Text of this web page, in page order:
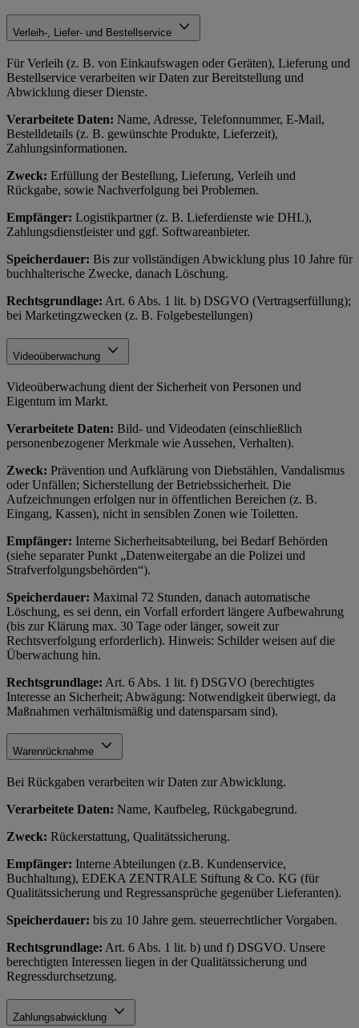
Verleih-, Liefer- und Bestellservice
Für Verleih (z. B. von Einkaufswagen oder Geräten), Lieferung und
Bestellservice verarbeiten wir Daten zur Bereitstellung und
Abwicklung dieser Dienste.
Verarbeitete Daten: Name, Adresse, Telefonnummer, E-Mail,
Bestelldetails (z. B. gewünschte Produkte, Lieferzeit),
Zahlungsinformationen.
Zweck: Erfüllung der Bestellung, Lieferung, Verleih und
Rückgabe, sowie Nachverfolgung bei Problemen.
Empfänger: Logistikpartner (z. B. Lieferdienste wie DHL),
Zahlungsdienstleister und ggf. Softwareanbieter.
Speicherdauer: Bis zur vollständigen Abwicklung plus 10 Jahre für
buchhalterische Zwecke, danach Löschung.
Rechtsgrundlage: Art. 6 Abs. 1 lit. b) DSGVO (Vertragserfüllung);
bei Marketingzwecken (z. B. Folgebestellungen)
Videoüberwachung
Videoüberwachung dient der Sicherheit von Personen und
Eigentum im Markt.
Verarbeitete Daten: Bild- und Videodaten (einschließlich
personenbezogener Merkmale wie Aussehen, Verhalten).
Zweck: Prävention und Aufklärung von Diebstählen, Vandalismus
oder Unfällen; Sicherstellung der Betriebssicherheit. Die
Aufzeichnungen erfolgen nur in öffentlichen Bereichen (z. B.
Eingang, Kassen), nicht in sensiblen Zonen wie Toiletten.
Empfänger: Interne Sicherheitsabteilung, bei Bedarf Behörden
(siehe separater Punkt „Datenweitergabe an die Polizei und
Strafverfolgungsbehörden“).
Speicherdauer: Maximal 72 Stunden, danach automatische
Löschung, es sei denn, ein Vorfall erfordert längere Aufbewahrung
(bis zur Klärung max. 30 Tage oder länger, soweit zur
Rechtsverfolgung erforderlich). Hinweis: Schilder weisen auf die
Überwachung hin.
Rechtsgrundlage: Art. 6 Abs. 1 lit. f) DSGVO (berechtigtes
Interesse an Sicherheit; Abwägung: Notwendigkeit überwiegt, da
Maßnahmen verhältnismäßig und datensparsam sind).
Warenrücknahme
Bei Rückgaben verarbeiten wir Daten zur Abwicklung.
Verarbeitete Daten: Name, Kaufbeleg, Rückgabegrund.
Zweck: Rückerstattung, Qualitätssicherung.
Empfänger: Interne Abteilungen (z.B. Kundenservice,
Buchhaltung), EDEKA ZENTRALE Stiftung & Co. KG (für
Qualitätssicherung und Regressansprüche gegenüber Lieferanten).
Speicherdauer: bis zu 10 Jahre gem. steuerrechtlicher Vorgaben.
Rechtsgrundlage: Art. 6 Abs. 1 lit. b) und f) DSGVO. Unsere
berechtigten Interessen liegen in der Qualitätssicherung und
Regressdurchsetzung.
Zahlungsabwicklung